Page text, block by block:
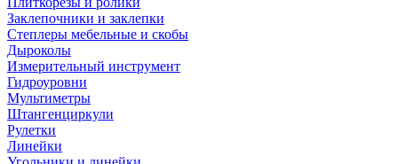
Заклепочники и заклепки
Степлеры мебельные и скобы
Дыроколы
Измерительный инструмент
Гидроуровни
Мультиметры
Штангенциркули
Рулетки
Линейки